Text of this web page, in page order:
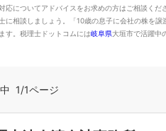
についてアドバイスをお求めの方はご相談く
相談しましょう。「10歳の息子に会社の株を
す。税理士ドットコムには岐阜県大垣市で活躍中
1/1ページ